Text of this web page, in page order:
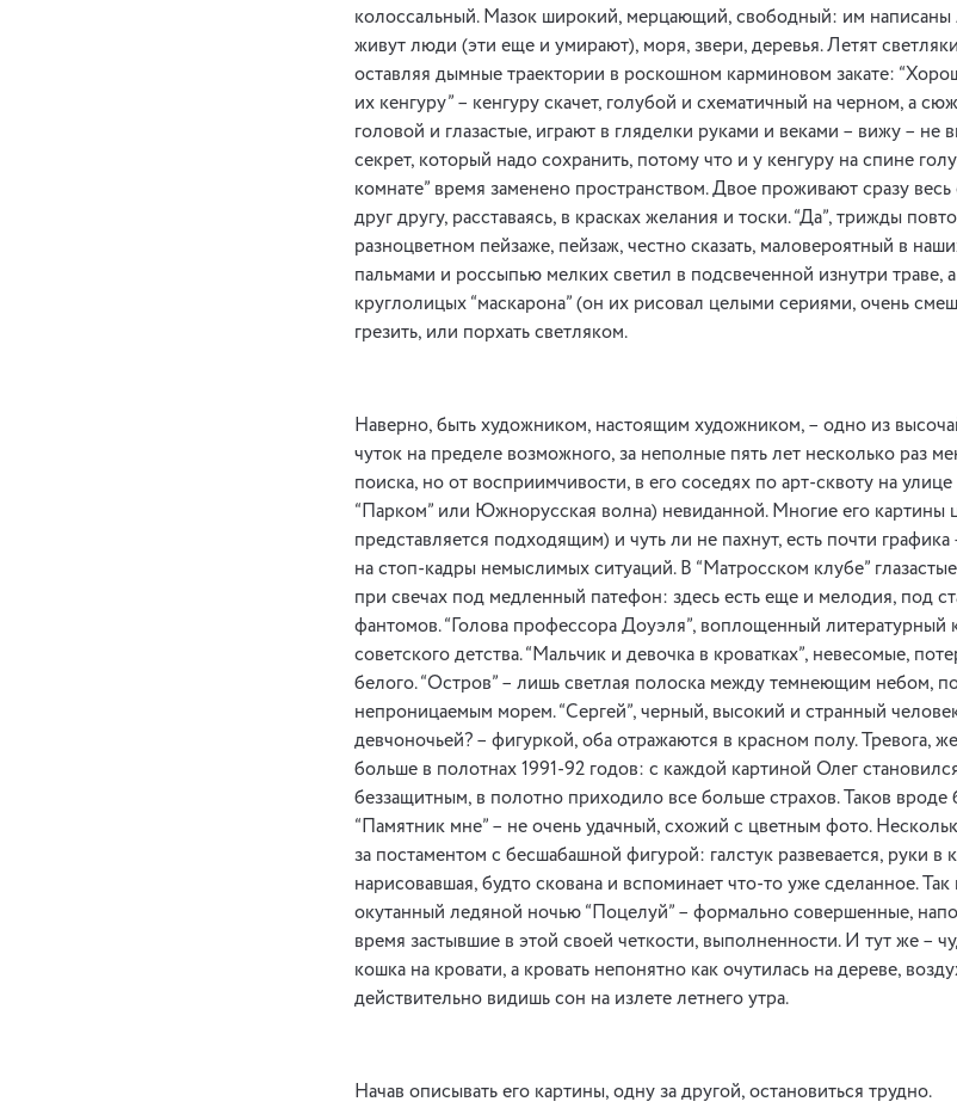
колоссальный. Мазок широкий, мерцающий, свободный: им написаны
живут люди (эти еще и умирают), моря, звери, деревья. Летят
оставляя дымные траектории в роскошном карминовом закате:
их кенгуру” – кенгуру скачет, голубой и схематичный на черном, а
головой и глазастые, играют в гляделки руками и веками – вижу – не
секрет, который надо сохранить, потому что и у кенгуру на спине
комнате” время заменено пространством. Двое проживают сразу
друг другу, расставаясь, в красках желания и тоски. “Да”, трижды
разноцветном пейзаже, пейзаж, честно сказать, маловероятный в
пальмами и россыпью мелких светил в подсвеченной изнутри траве,
круглолицых “маскарона” (он их рисовал целыми сериями, очень
грезить, или порхать светляком.
Наверно, быть художником, настоящим художником, – одно из
чуток на пределе возможного, за неполные пять лет несколько раз
поиска, но от восприимчивости, в его соседях по арт-сквоту на
“Парком” или Южнорусская волна) невиданной. Многие его картины
представляется подходящим) и чуть ли не пахнут, есть почти
на стоп-кадры немыслимых ситуаций. В “Матросском клубе”
при свечах под медленный патефон: здесь есть еще и мелодия, под
фантомов. “Голова профессора Доуэля”, воплощенный литературный
советского детства. “Мальчик и девочка в кроватках”, невесомые,
белого. “Остров” – лишь светлая полоска между темнеющим небом,
непроницаемым морем. “Сергей”, черный, высокий и странный
девчоночьей? – фигуркой, оба отражаются в красном полу. Тревога,
больше в полотнах 1991-92 годов: с каждой картиной Олег
беззащитным, в полотно приходило все больше страхов. Таков
“Памятник мне” – не очень удачный, схожий с цветным фото.
за постаментом с бесшабашной фигурой: галстук развевается, руки в
нарисовавшая, будто скована и вспоминает что-то уже сделанное. Так
окутанный ледяной ночью “Поцелуй” – формально совершенные,
время застывшие в этой своей четкости, выполненности. И тут же –
кошка на кровати, а кровать непонятно как очутилась на дереве,
действительно видишь сон на излете летнего утра.
Начав описывать его картины, одну за другой, остановиться трудно.